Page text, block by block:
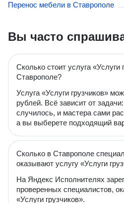
Перенос мебели в Ставрополе
Вы часто
Сколько стоит услуга «Услуги
Ставрополе?
Услуга «Услуги грузчиков»
рублей. Всё зависит от
случилось, и мастера сами
а вы выберете подходящий
Сколько в Ставрополе
оказывают услугу «Услуги
На Яндекс Исполнителях
проверенных специалистов,
«Услуги грузчиков».